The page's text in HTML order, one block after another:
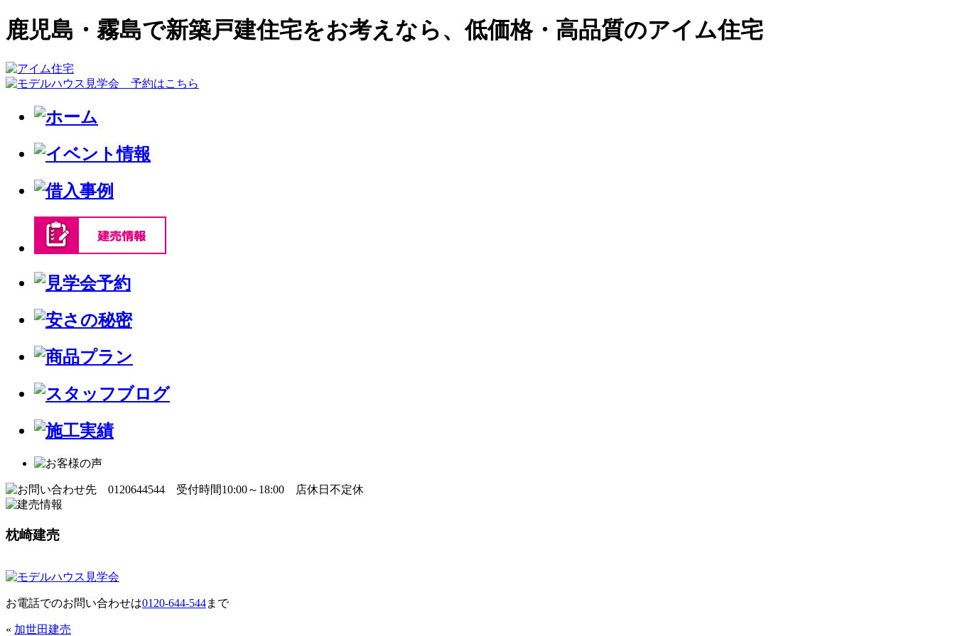
鹿児島・霧島で新築戸建住宅をお考えなら、低価格・高品質のアイム住宅
枕崎建売
お電話でのお問い合わせは0120-644-544まで
« 加世田建売